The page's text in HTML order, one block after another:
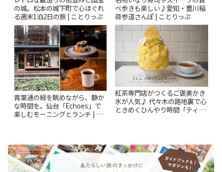
の城。松本の城下町で心ほぐれ
る週末1泊2日の旅 | ことりっぷ
べ歩きも楽しい♪愛知・豊川稲
荷参道さんぽ | ことりっぷ
青葉通の緑を眺めながら、静か
な時間を。仙台「Echoes」で
楽しむモーニングとランチ | こ
紅茶専門店がつくるご褒美かき
氷が人気♪ 代々木の路地裏で心
ときめくひんやり時間「ティー